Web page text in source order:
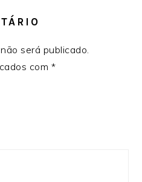
será publicado.
com *